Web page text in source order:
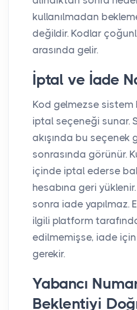
kullanılmadan
değildir. Kodlar
arasında gelir.
İptal ve İade
Kod gelmezse sistem
iptal seçeneği sunar.
akışında bu seçenek
sonrasında görünür.
içinde iptal ederse
hesabına geri
sonra iade yapılmaz.
ilgili platform
edilmemişse, iade
gerekir.
Yabancı
Beklentiyi